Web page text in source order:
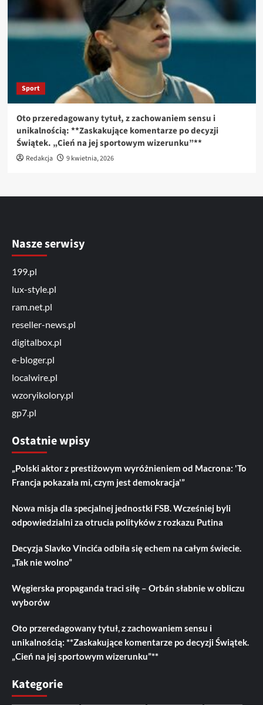
Sport
Oto przeredagowany tytuł, z zachowaniem sensu i
unikalnością: **Zaskakujące komentarze po decyzji
Świątek. „Cień na jej sportowym wizerunku”**
Redakcja 9 kwietnia, 2026
Nasze serwisy
199.pl
lux-style.pl
ram.net.pl
reseller-news.pl
digitalbox.pl
e-bloger.pl
localwire.pl
wzoryikolory.pl
gp7.pl
Ostatnie wpisy
„Polski aktor z prestiżowym wyróżnieniem od Macrona: 'To
Francja pokazała mi, czym jest demokracja'”
Nowa misja dla specjalnej jednostki FSB. Wcześniej byli
odpowiedzialni za otrucia polityków z rozkazu Putina
Decyzja Slavko Vincića odbiła się echem na całym świecie.
„Tak nie wolno”
Węgierska propaganda traci siłę – Orbán słabnie w obliczu
wyborów
Oto przeredagowany tytuł, z zachowaniem sensu i
unikalnością: **Zaskakujące komentarze po decyzji Świątek.
„Cień na jej sportowym wizerunku”**
Kategorie